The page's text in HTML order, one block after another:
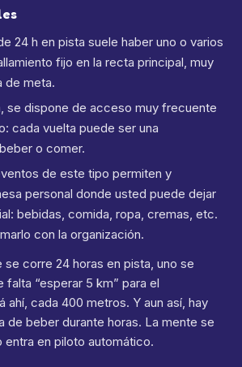
24 h en pista suele haber uno o varios
fijo en la recta principal, muy
de meta.
se dispone de acceso muy frecuente
cada vuelta puede ser una
o comer.
de este tipo permiten y
personal donde usted puede dejar
bebidas, comida, ropa, cremas, etc.
con la organización.
se corre 24 horas en pista, uno se
falta “esperar 5 km” para el
ahí, cada 400 metros. Y aun así, hay
de beber durante horas. La mente se
entra en piloto automático.